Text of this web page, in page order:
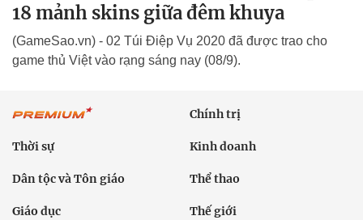
18 mảnh skins giữa đêm khuya
(GameSao.vn) - 02 Túi Điệp Vụ 2020 đã được trao cho
game thủ Việt vào rạng sáng nay (08/9).
Chính trị
Thời sự Kinh doanh
Dân tộc và Tôn giáo Thể thao
Giáo dục Thế giới